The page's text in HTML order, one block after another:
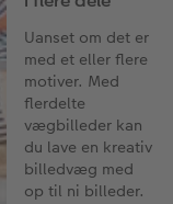
Uanset om det er
med et eller flere
motiver. Med
flerdelte
vægbilleder kan
du lave en kreativ
billedvæg med
op til ni billeder.